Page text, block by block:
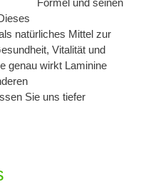
Formel und seinen
natürliches Mittel zur
Vitalität und
genau wirkt Laminine
Sie uns tiefer